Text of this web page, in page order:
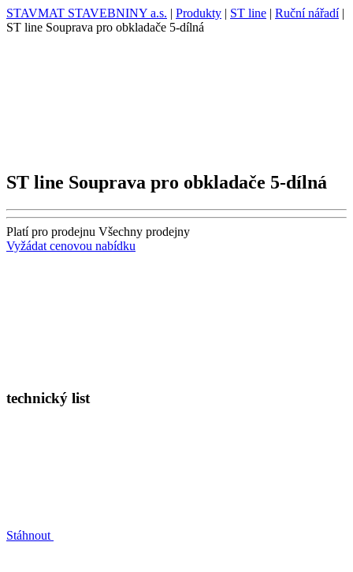
STAVMAT STAVEBNINY a.s. | Produkty | ST line | Ruční nářadí|
ST line Souprava pro obkladače 5-dílná
ST line Souprava pro obkladače 5-dílná
Platí pro prodejnu Všechny prodejny
Vyžádat cenovou nabídku
technický list
Stáhnout